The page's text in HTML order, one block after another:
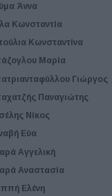
Άννα
Κωνσταντία
Κωνσταντίνα
Μαρία
Γιώργος
Παναγιώτης
Νίκος
Εύα
Αγγελική
Αναστασία
Ελένη